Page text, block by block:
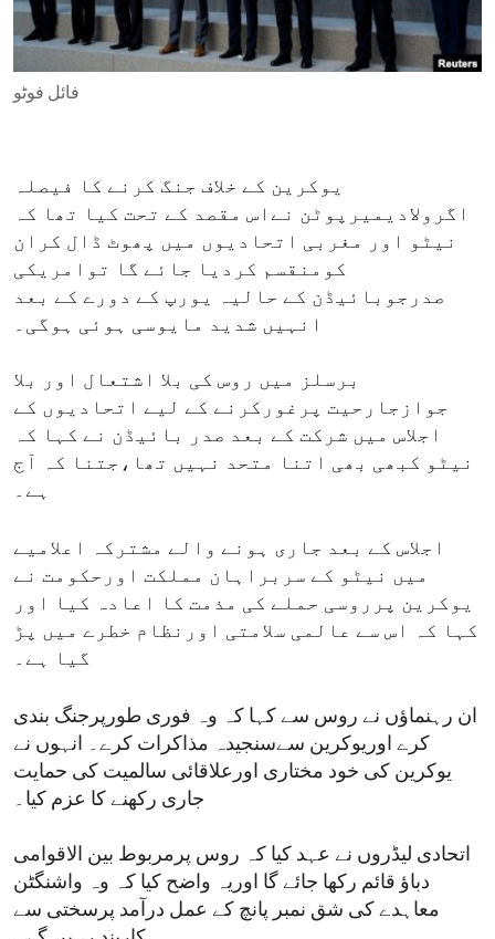
ENVIRONMENT AND HEALTH
IDEALS AND INSTITUTIONS
فائل فوٹو
یوکرین کے خلاف جنگ کرنے کا فیصلہ
اگرولادیمیرپوٹن نےاس مقصد کے تحت کیا تھا کہ
نیٹو اور مغربی اتحادیوں میں پھوٹ ڈال کران
کومنقسم کردیا جائے گا توامریکی
صدرجوبائیڈن کے حالیہ یورپ کے دورے کے بعد
انہیں شدید مایوسی ہوئی ہوگی۔
برسلز میں روس کی بلا اشتعال اور بلا
جوازجارحیت پرغورکرنے کے لیے اتحادیوں کے
اجلاس میں شرکت کے بعد صدر بائیڈن نے کہا کہ
نیٹو کبھی بھی اتنا متحد نہیں تھا،جتنا کہ آج
ہے۔
اجلاس کے بعد جاری ہونے والے مشترکہ اعلامیے
میں نیٹو کے سربراہان مملکت اورحکومت نے
یوکرین پرروسی حملے کی مذمت کا اعادہ کیا اور
کہا کہ اس سے عالمی سلامتی اورنظام خطرے میں پڑ
گیا ہے۔
ان رہنماؤں نے روس سے کہا کہ وہ فوری طورپرجنگ بندی
کرے اوریوکرین سےسنجیدہ مذاکرات کرے۔ انہوں نے
یوکرین کی خود مختاری اورعلاقائی سالمیت کی حمایت
جاری رکھنے کا عزم کیا۔
اتحادی لیڈروں نے عہد کیا کہ روس پرمربوط بین الاقوامی
دباؤ قائم رکھا جائے گا اوریہ واضح کیا کہ وہ واشنگٹن
معاہدے کی شق نمبر پانچ کے عمل درآمد پرسختی سے